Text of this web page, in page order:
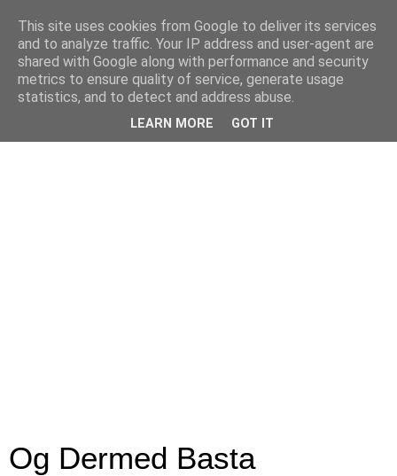
Og Dermed Basta
This site uses cookies from Google to deliver its services
and to analyze traffic. Your IP address and user-agent are
shared with Google along with performance and security
metrics to ensure quality of service, generate usage
statistics, and to detect and address abuse.
LEARN MORE GOT IT